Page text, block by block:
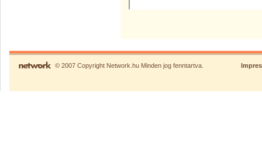
© 2007 Copyright Network.hu Minden jog fenntartva.